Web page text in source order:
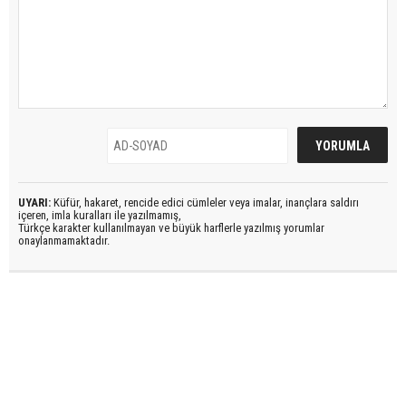
UYARI: Küfür, hakaret, rencide edici cümleler veya imalar, inançlara saldırı
içeren, imla kuralları ile yazılmamış,
Türkçe karakter kullanılmayan ve büyük harflerle yazılmış yorumlar
onaylanmamaktadır.